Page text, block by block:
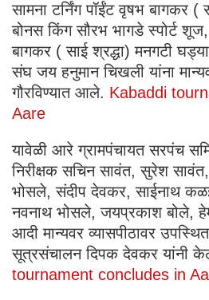
सामना टर्निंग पॉईंट वृषभ बागकर (
बोनस किंग सौरभ भागडे स्पोर्ट
बागकर ( साई श्रद्धा) मनगटी
संघ जय हनुमान चिखली यांना
गौरविण्यात आले. Kabaddi
Aare
यावेळी आरे ग्रामपंचायत सरपंच
निरीक्षक सचिन सावंत, सुरेश
भोसले, संदीप देवकर, साईनाथ
नवनाथ भोसले, जयप्रकाश बोले,
आदी मान्यवर व्यासपीठावर
सूत्रसंचालन दिपक देवकर यांनी
tournament concludes in